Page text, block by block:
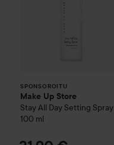
SPONSOROITU
Make Up Store
Stay All Day Setting Spray
100 ml